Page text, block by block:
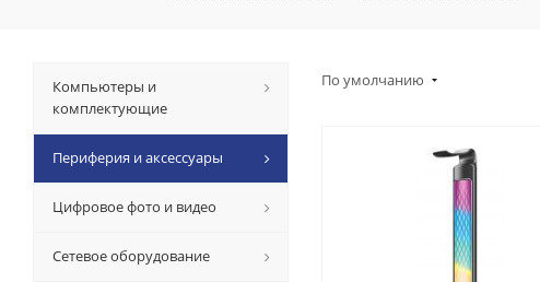
По умолчанию
Компьютеры и
комплектующие
Периферия и аксессуары
Цифровое фото и видео
Сетевое оборудование